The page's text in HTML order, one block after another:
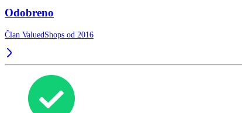
Odobreno
Član ValuedShops od 2016